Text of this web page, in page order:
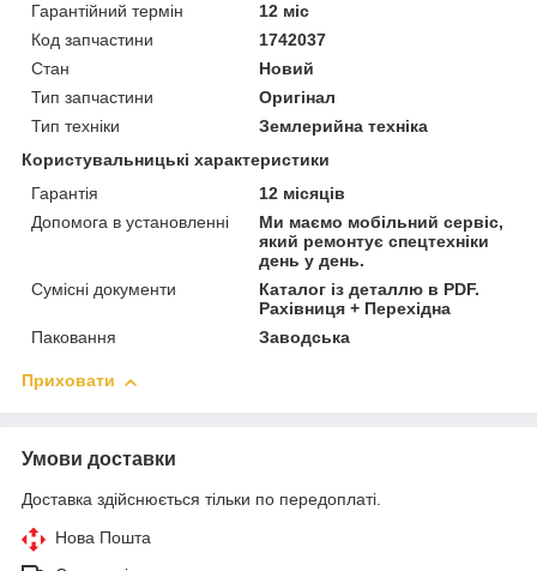
Гарантійний термін
12 міс
Код запчастини
1742037
Стан
Новий
Тип запчастини
Оригінал
Тип техніки
Землерийна техніка
Користувальницькі характеристики
Гарантія
12 місяців
Допомога в установленні
Ми маємо мобільний сервіс,
який ремонтує спецтехніки
день у день.
Сумісні документи
Каталог із деталлю в PDF.
Рахівниця + Перехідна
Паковання
Заводська
Приховати
Умови доставки
Доставка здійснюється тільки по передоплаті.
Нова Пошта